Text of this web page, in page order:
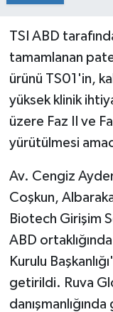
TSI ABD
tamamlanan
ürünü TS01'in,
yüksek klinik
üzere Faz II ve
yürütülmesi
Av. Cengiz
Coşkun,
Biotech Girişim
ABD
Kurulu
getirildi. Ruva